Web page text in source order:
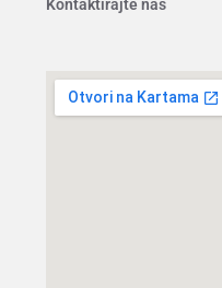
Kontaktirajte nas